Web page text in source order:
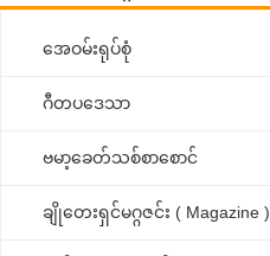
အေဝမ်းရုပ်စုံ
ဂီတပဒေသာ
ဗမာ့ခေတ်သစ်စာစောင်
ချိုတေးရှင်မဂ္ဂဇင်း ( Magazine )